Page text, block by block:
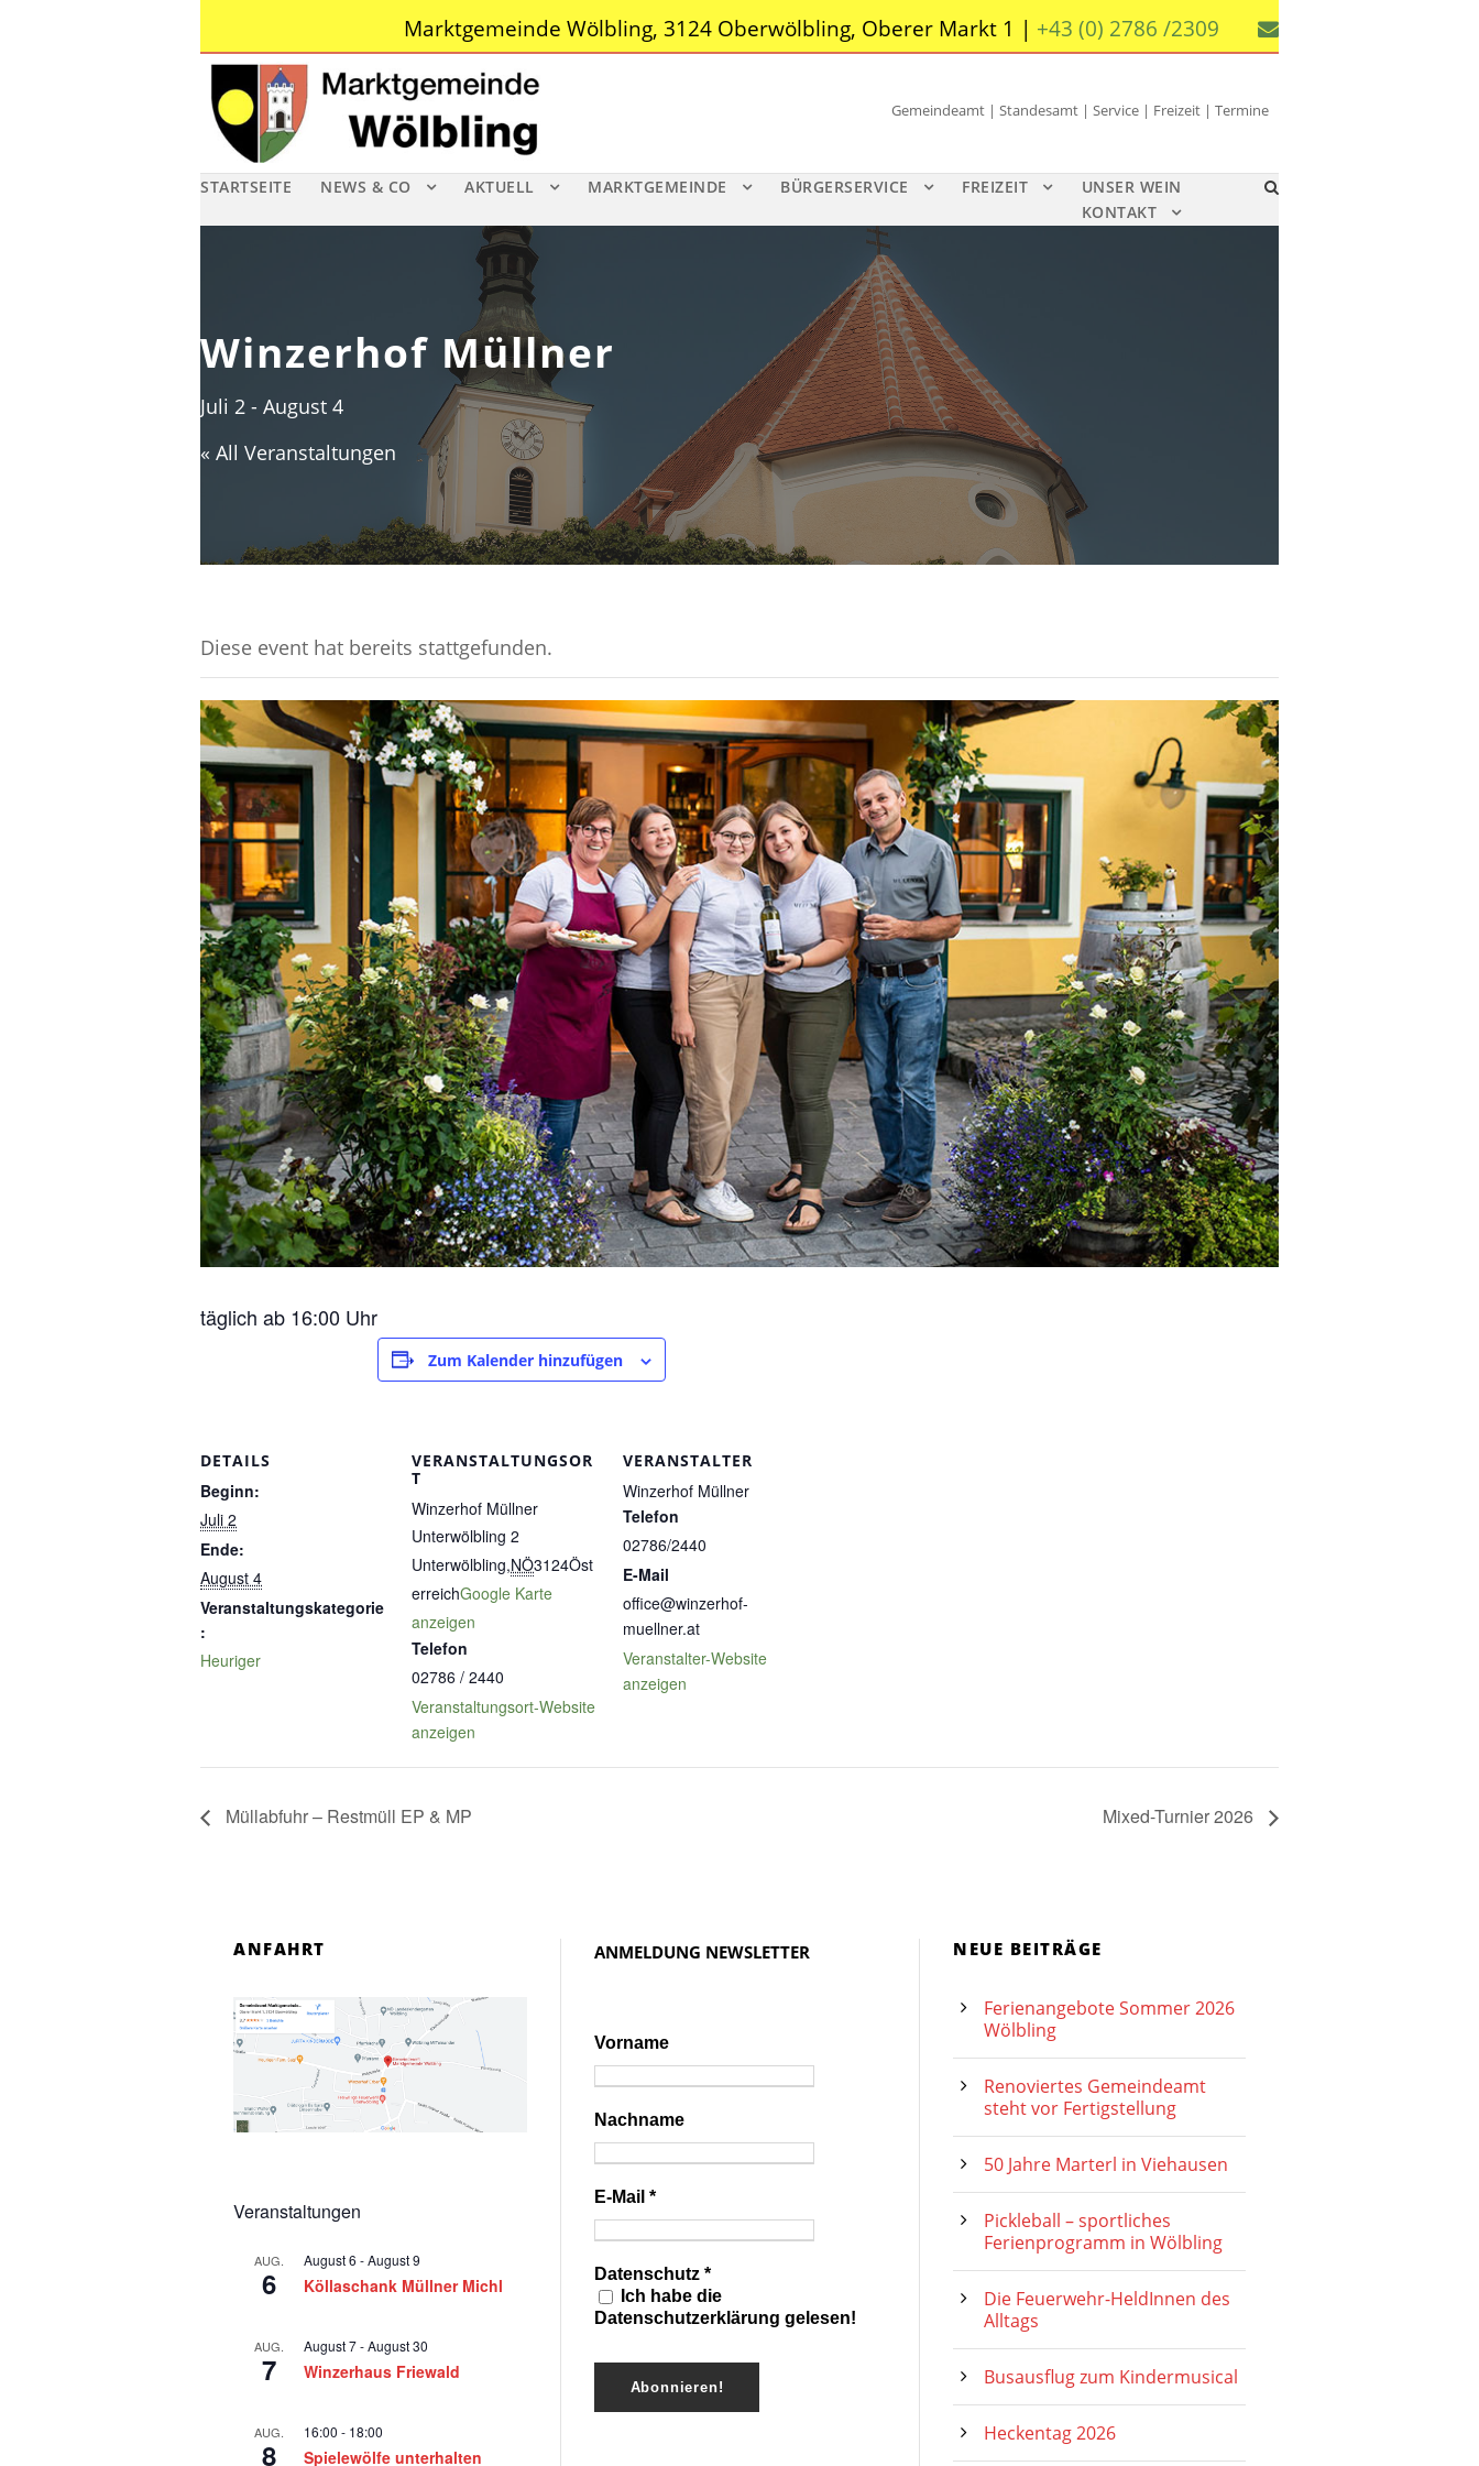
Marktgemeinde Wölbling, 3124 Oberwölbling, Oberer Markt 1 | +43 (0) 2786 /2309
Gemeindeamt | Standesamt | Service | Freizeit | Termine
STARTSEITE NEWS & CO AKTUELL MARKTGEMEINDE BÜRGERSERVICE FREIZEIT
UNSER WEIN
KONTAKT
Winzerhof Müllner
Juli 2 - August 4
« All Veranstaltungen
Diese event hat bereits stattgefunden.
täglich ab 16:00 Uhr
Zum Kalender hinzufügen
DETAILS
Beginn:
Juli 2
Ende:
August 4
Veranstaltungskategorie
:
Heuriger
VERANSTALTUNGSOR
T
Winzerhof Müllner
Unterwölbling 2
Unterwölbling,NÖ3124Öst
erreichGoogle Karte
anzeigen
Telefon
02786 / 2440
Veranstaltungsort-Website
anzeigen
VERANSTALTER
Winzerhof Müllner
Telefon
02786/2440
E-Mail
office@winzerhof-
muellner.at
Veranstalter-Website
anzeigen
Müllabfuhr – Restmüll EP & MP Mixed-Turnier 2026
ANFAHRT
Veranstaltungen
AUG.
6
August 6 -August 9
Köllaschank Müllner Michl
AUG.
7
August 7-August 30
Winzerhaus Friewald
AUG.
8
16:00 - 18:00
Spielewölfe unterhalten
ANMELDUNG NEWSLETTER
Vorname
Nachname
E-Mail *
Datenschutz *
Ich habe die
Datenschutzerklärung gelesen!
NEUE BEITRÄGE
Ferienangebote Sommer 2026
Wölbling
Renoviertes Gemeindeamt
steht vor Fertigstellung
50 Jahre Marterl in Viehausen
Pickleball – sportliches
Ferienprogramm in Wölbling
Die Feuerwehr-HeldInnen des
Alltags
Busausflug zum Kindermusical
Heckentag 2026